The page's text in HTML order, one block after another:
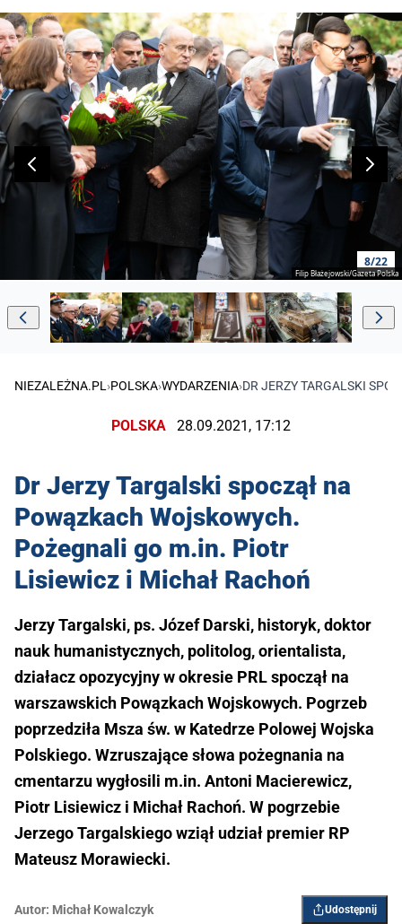
8/22
Filip Błażejowski/Gazeta Polska
NIEZALEŻNA.PL ›POLSKA›WYDARZENIA›DR JERZY TARGALSKI
POLSKA 28.09.2021, 17:12
Dr Jerzy Targalski spoczął na
Powązkach Wojskowych.
Pożegnali go m.in. Piotr
Lisiewicz i Michał Rachoń
Jerzy Targalski, ps. Józef Darski, historyk, doktor
nauk humanistycznych, politolog, orientalista,
działacz opozycyjny w okresie PRL spoczął na
warszawskich Powązkach Wojskowych. Pogrzeb
poprzedziła Msza św. w Katedrze Polowej Wojska
Polskiego. Wzruszające słowa pożegnania na
cmentarzu wygłosili m.in. Antoni Macierewicz,
Piotr Lisiewicz i Michał Rachoń. W pogrzebie
Jerzego Targalskiego wziął udział premier RP
Mateusz Morawiecki.
Autor: Michał Kowalczyk Udostępnij